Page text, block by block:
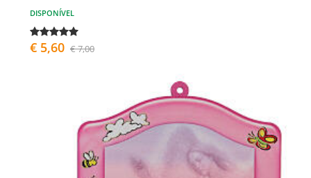
DISPONÍVEL
€ 5,60 € 7,00